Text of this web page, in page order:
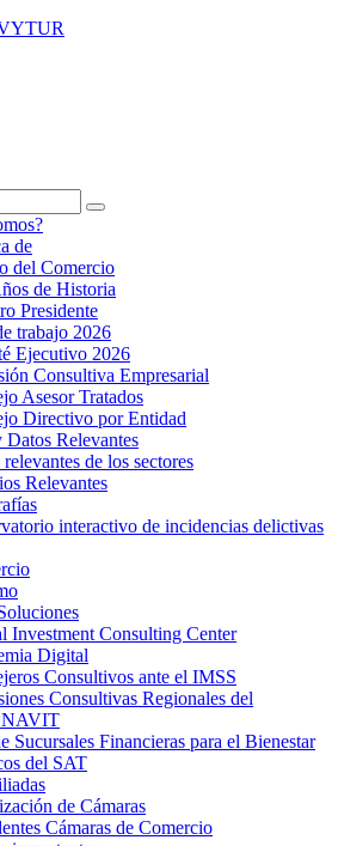
de
del Comercio
de Historia
Presidente
trabajo 2026
Ejecutivo 2026
Consultiva Empresarial
Asesor Tratados
Directivo por Entidad
Datos Relevantes
de los sectores
Relevantes
interactivo de incidencias delictivas
Investment Consulting Center
Digital
Consultivos ante el IMSS
Consultivas Regionales del
Sucursales Financieras para el Bienestar
del SAT
de Cámaras
Cámaras de Comercio